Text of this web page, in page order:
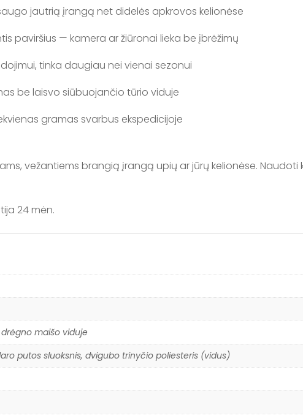
jautrią įrangą net didelės apkrovos kelionėse
paviršius — kamera ar žiūronai lieka be įbrėžimų
tinka daugiau nei vienai sezonui
be laisvo siūbuojančio tūrio viduje
gramas svarbus ekspedicijoje
vežantiems brangią įrangą upių ar jūrų kelionėse. Naudoti
24 mėn.
maišo viduje
putos sluoksnis, dvigubo trinyčio poliesteris (vidus)